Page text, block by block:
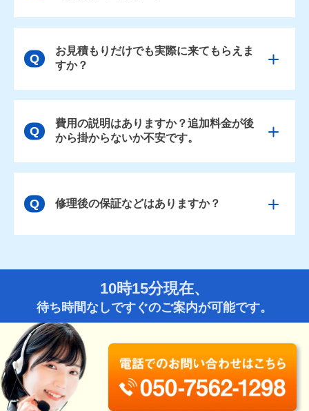
お見積もりだけでも実際に来てもらえま
すか？
費用の説明はありますか？追加料金が後
から掛からないか不安です。
修理後の保証などはありますか？
10時15分現在、
待ち時間なしですぐのご案内が可能です。